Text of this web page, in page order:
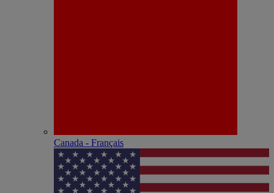
Canada - Français